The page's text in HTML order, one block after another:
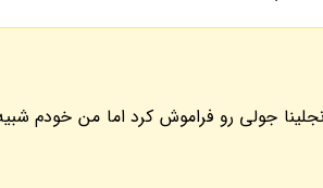
جولی رو فراموش کرد اما من خودم شبیه